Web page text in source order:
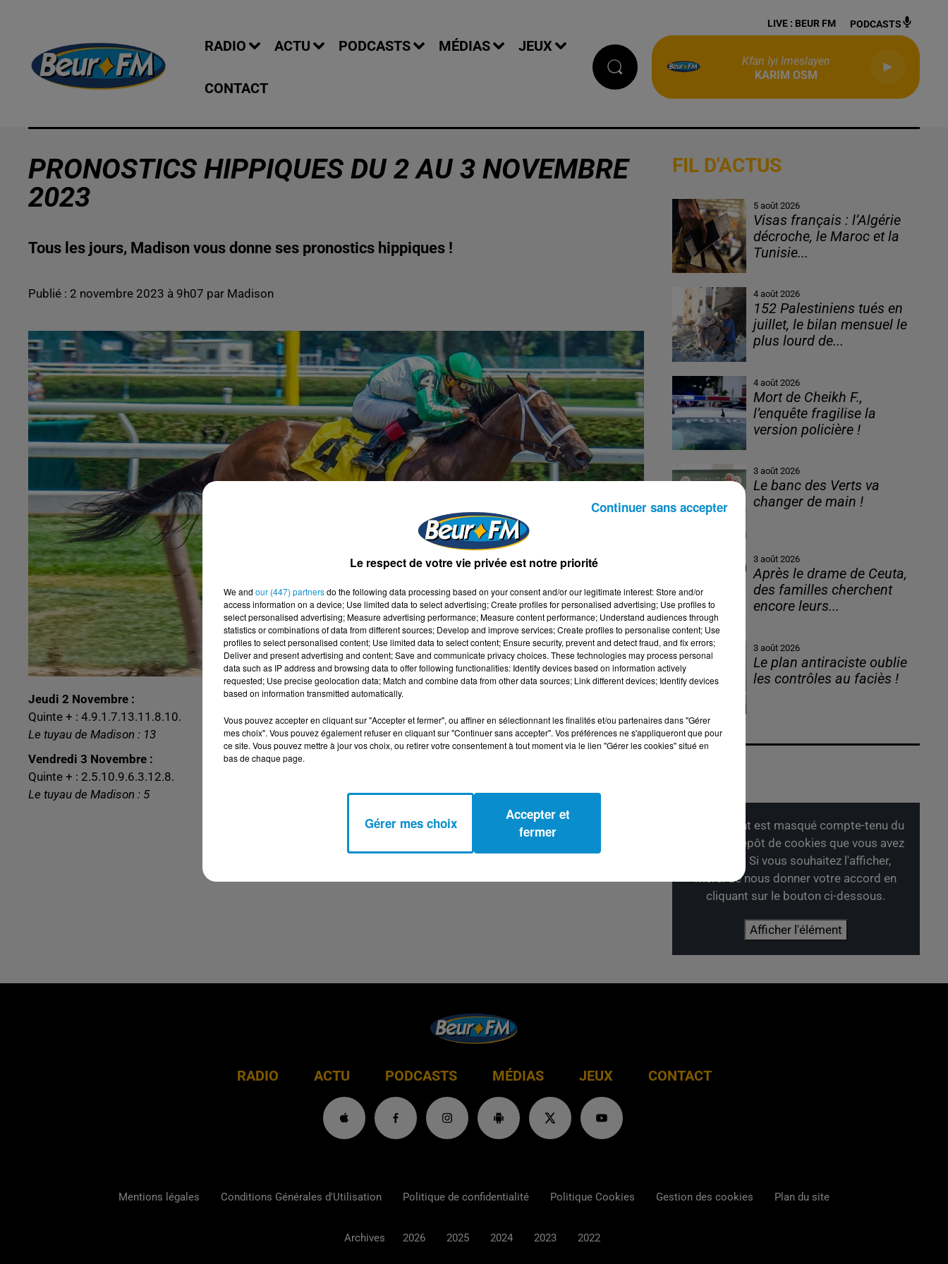
RADIO ACTU PODCASTS MÉDIAS JEUX
CONTACT
LIVE : BEUR FM PODCASTS
Kfan Iyi Imeslayen
KARIM OSM
PRONOSTICS HIPPIQUES DU 2 AU 3 NOVEMBRE
2023
Tous les jours, Madison vous donne ses pronostics hippiques !
Publié : 2 novembre 2023 à 9h07 par Madison
Jeudi 2 Novembre :
Quinte + : 4.9.1.7.13.11.8.10.
Le tuyau de Madison : 13
Vendredi 3 Novembre :
Quinte + : 2.5.10.9.6.3.12.8.
Le tuyau de Madison : 5
FIL D'ACTUS
5 août 2026
Visas français : l’Algérie
décroche, le Maroc et la
Tunisie...
4 août 2026
152 Palestiniens tués en
juillet, le bilan mensuel le
plus lourd de...
4 août 2026
Mort de Cheikh F.,
l’enquête fragilise la
version policière !
3 août 2026
Le banc des Verts va
changer de main !
3 août 2026
Après le drame de Ceuta,
des familles cherchent
encore leurs...
3 août 2026
Le plan antiraciste oublie
les contrôles au faciès !
Cet élément est masqué compte-tenu du
refus du dépôt de cookies que vous avez
exprimé. Si vous souhaitez l'afficher,
merci de nous donner votre accord en
cliquant sur le bouton ci-dessous.
Afficher l'élément
RADIO ACTU PODCASTS MÉDIAS JEUX CONTACT
Mentions légales Conditions Générales d'Utilisation Politique de confidentialité Politique Cookies Gestion des cookies Plan du site
Archives 2026 2025 2024 2023 2022
Le respect de votre vie privée est notre priorité
We and our (447) partnersdo the following data processing based on your consent and/or our legitimate interest: Store and/or
access information on a device; Use limited data to select advertising; Create profiles for personalised advertising; Use profiles to
select personalised advertising; Measure advertising performance; Measure content performance; Understand audiences through
statistics or combinations of data from different sources; Develop and improve services; Create profiles to personalise content; Use
profiles to select personalised content; Use limited data to select content; Ensure security, prevent and detect fraud, and fix errors;
Deliver and present advertising and content; Save and communicate privacy choices. These technologies may process personal
data such as IP address and browsing data to offer following functionalities: Identify devices based on information actively
requested; Use precise geolocation data; Match and combine data from other data sources; Link different devices; Identify devices
based on information transmitted automatically.
Vous pouvez accepter en cliquant sur "Accepter et fermer", ou affiner en sélectionnant les finalités et/ou partenaires dans "Gérer
mes choix". Vous pouvez également refuser en cliquant sur "Continuer sans accepter". Vos préférences ne s'appliqueront que pour
ce site. Vous pouvez mettre à jour vos choix, ou retirer votre consentement à tout moment via le lien "Gérer les cookies" situé en
bas de chaque page.
Gérer mes choix
Accepter et
fermer
Continuer sans accepter